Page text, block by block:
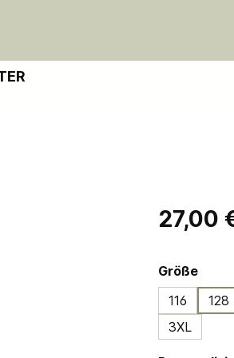
Regulärer
27,00
Größe
116
128
3XL